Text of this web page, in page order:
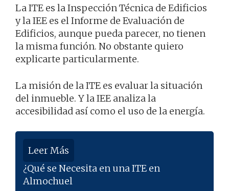
La ITE es la Inspección Técnica de Edificios
y la IEE es el Informe de Evaluación de
Edificios, aunque pueda parecer, no tienen
la misma función. No obstante quiero
explicarte particularmente.
La misión de la ITE es evaluar la situación
del inmueble. Y la IEE analiza la
accesibilidad así como el uso de la energía.
Leer Más
¿Qué se Necesita en una ITE en
Almochuel